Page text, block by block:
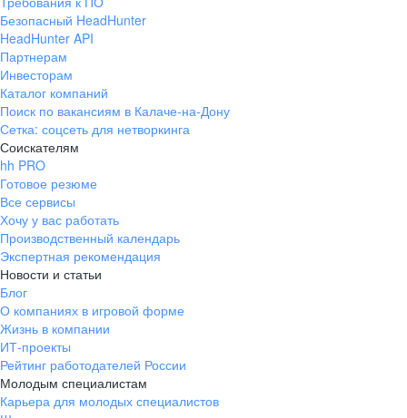
Безопасный HeadHunter
HeadHunter API
Партнерам
Инвесторам
Каталог компаний
Поиск по вакансиям в Калаче-на-Дону
Сетка: соцсеть для нетворкинга
Соискателям
hh PRO
Готовое резюме
Все сервисы
Хочу у вас работать
Производственный календарь
Экспертная рекомендация
Новости и статьи
Блог
О компаниях в игровой форме
Жизнь в компании
ИТ-проекты
Рейтинг работодателей России
Молодым специалистам
Карьера для молодых специалистов